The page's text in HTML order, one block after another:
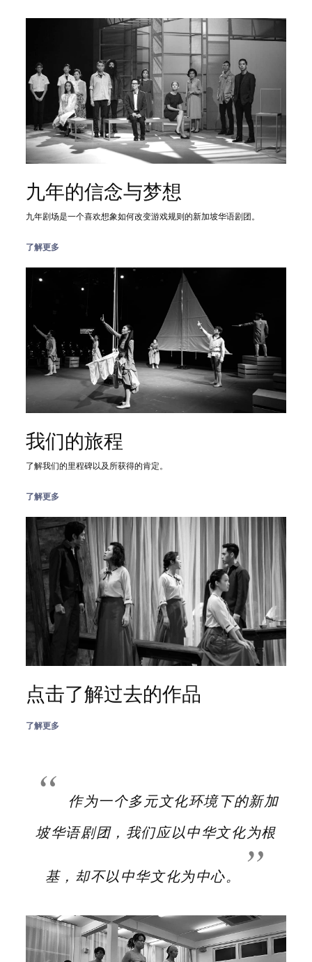
九年的信念与梦想
九年剧场是一个喜欢想象如何改变游戏规则的新加坡华语剧团。
了解更多
我们的旅程
了解我们的里程碑以及所获得的肯定。
了解更多
点击了解过去的作品
了解更多
作为一个多元文化环境下的新加
坡华语剧团，我们应以中华文化为根
基，却不以中华文化为中心。